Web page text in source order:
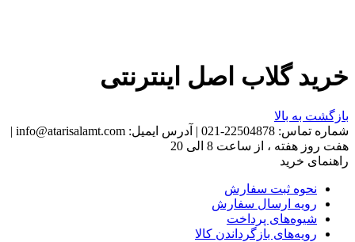
خرید گلاب اصل اینترنتی
بازگشت به بالا
شماره تماس: 22504878-021
| آدرس ایمیل: info@atarisalamt.com
|
هفت روز هفته ، از ساعت 8 الی 20
راهنمای خرید
نحوه ثبت سفارش
رویه ارسال سفارش
شیوه‌های پرداخت
رویه‌های بازگرداندن کالا